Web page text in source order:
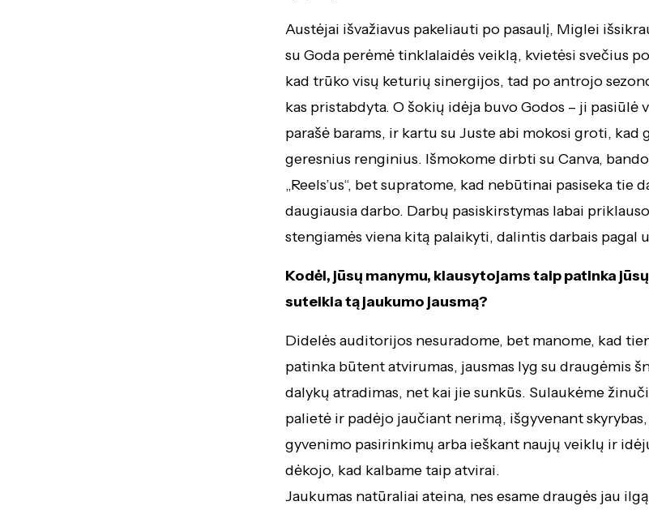
Austėjai išvažiavus pakeliauti po pasaulį, Miglei
su Goda perėmė tinklalaidės veiklą, kvietėsi svečius
kad trūko visų keturių sinergijos, tad po antrojo
kas pristabdyta. O šokių idėja buvo Godos – ji pasiūlė
parašė barams, ir kartu su Juste abi mokosi groti, kad
geresnius renginius. Išmokome dirbti su Canva,
„Reels’us“, bet supratome, kad nebūtinai pasiseka tie
daugiausia darbo. Darbų pasiskirstymas labai
stengiamės viena kitą palaikyti, dalintis darbais pagal
Kodėl, jūsų manymu, klausytojams taip patinka
suteikia tą jaukumo jausmą?
Didelės auditorijos nesuradome, bet manome, kad
patinka būtent atvirumas, jausmas lyg su draugėmis
dalykų atradimas, net kai jie sunkūs. Sulaukėme
palietė ir padėjo jaučiant nerimą, išgyvenant
gyvenimo pasirinkimų arba ieškant naujų veiklų ir
dėkojo, kad kalbame taip atvirai.
Jaukumas natūraliai ateina, nes esame draugės jau